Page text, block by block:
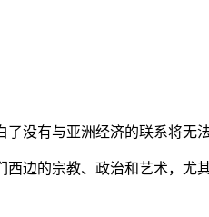
没有与亚洲经济的联系将无
西边的宗教、政治和艺术，